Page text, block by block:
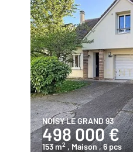
NOISY LE GRAND 93
498 000 €
153 m2 , Maison , 6 pcs